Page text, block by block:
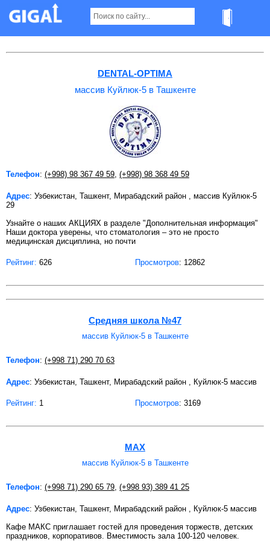
массив Куйлюк-5 в Ташкенте
DENTAL-OPTIMA
массив Куйлюк-5 в Ташкенте
Телефон: (+998) 98 367 49 59 (+998) 98 368 49 59
Адрес: Узбекистан, Ташкент, Мирабадский район , массив Куйлюк-5
29
Узнайте о наших АКЦИЯХ в разделе "Дополнительная информация"
Наши доктора уверены, что стоматология – это не просто
медицинская дисциплина, но почти
Рейтинг: 626 Просмотров: 12862
Средняя школа №47
массив Куйлюк-5 в Ташкенте
Телефон: (+998 71) 290 70 63
Адрес: Узбекистан, Ташкент, Мирабадский район , Куйлюк-5 массив
Рейтинг: 1 Просмотров: 3169
MAX
массив Куйлюк-5 в Ташкенте
Телефон: (+998 71) 290 65 79, (+998 93) 389 41 25
Адрес: Узбекистан, Ташкент, Мирабадский район , Куйлюк-5 массив
Кафе МАКС приглашает гостей для проведения торжеств, детских
праздников, корпоративов. Вместимость зала 100-120 человек.